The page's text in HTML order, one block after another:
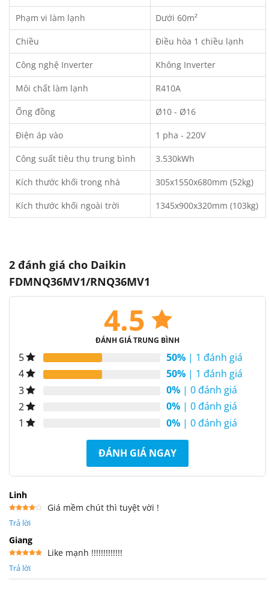
Phạm vi làm lạnh Dưới 60m²
Chiều Điều hòa 1 chiều lạnh
Công nghệ Inverter Không Inverter
Môi chất làm lạnh R410A
Ống đồng Ø10 - Ø16
Điện áp vào 1 pha - 220V
Công suất tiêu thụ trung bình 3.530kWh
Kích thước khối trong nhà 305x1550x680mm (52kg)
Kích thước khối ngoài trời 1345x900x320mm (103kg)
2 đánh giá cho Daikin
FDMNQ36MV1/RNQ36MV1
4.5
ĐÁNH GIÁ TRUNG BÌNH
5 50% | 1 đánh giá
4
50% | 1 đánh giá
3
0% | 0 đánh giá
2
0% | 0 đánh giá
1
0% | 0 đánh giá
ĐÁNH GIÁ NGAY
Linh
xếp
5 sao
Giá mềm chút thì tuyệt vời !
Trả lời
Giang
hạng5
Like mạnh !!!!!!!!!!!!!
Trả lời